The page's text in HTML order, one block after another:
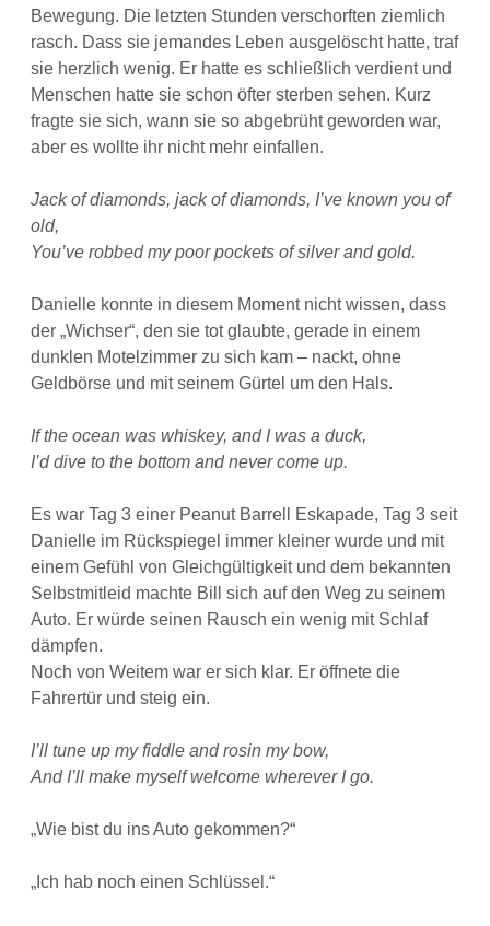
Bewegung. Die letzten Stunden verschorften ziemlich
rasch. Dass sie jemandes Leben ausgelöscht hatte, traf
sie herzlich wenig. Er hatte es schließlich verdient und
Menschen hatte sie schon öfter sterben sehen. Kurz
fragte sie sich, wann sie so abgebrüht geworden war,
aber es wollte ihr nicht mehr einfallen.
Jack of diamonds, jack of diamonds, I’ve known you of
old,
You’ve robbed my poor pockets of silver and gold.
Danielle konnte in diesem Moment nicht wissen, dass
der „Wichser“, den sie tot glaubte, gerade in einem
dunklen Motelzimmer zu sich kam – nackt, ohne
Geldbörse und mit seinem Gürtel um den Hals.
If the ocean was whiskey, and I was a duck,
I’d dive to the bottom and never come up.
Es war Tag 3 einer Peanut Barrell Eskapade, Tag 3 seit
Danielle im Rückspiegel immer kleiner wurde und mit
einem Gefühl von Gleichgültigkeit und dem bekannten
Selbstmitleid machte Bill sich auf den Weg zu seinem
Auto. Er würde seinen Rausch ein wenig mit Schlaf
dämpfen.
Noch von Weitem war er sich klar. Er öffnete die
Fahrertür und steig ein.
I’ll tune up my fiddle and rosin my bow,
And I’ll make myself welcome wherever I go.
„Wie bist du ins Auto gekommen?“
„Ich hab noch einen Schlüssel.“